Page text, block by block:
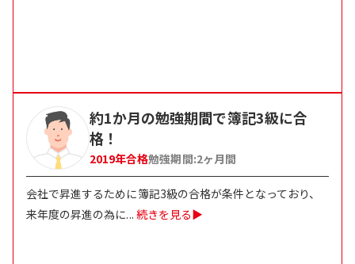
約1か月の勉強期間で簿記3級に合
格！
2019年合格勉強期間:2ヶ月間
会社で昇進するために簿記3級の合格が条件となっており、
来年度の昇進の為に... 続きを見る▶